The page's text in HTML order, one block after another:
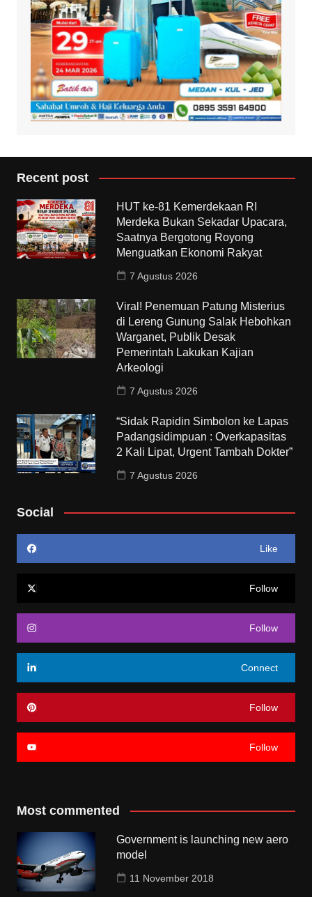
Recent post
HUT ke-81 Kemerdekaan RI
Merdeka Bukan Sekadar Upacara,
Saatnya Bergotong Royong
Menguatkan Ekonomi Rakyat
7 Agustus 2026
Viral! Penemuan Patung Misterius
di Lereng Gunung Salak Hebohkan
Warganet, Publik Desak
Pemerintah Lakukan Kajian
Arkeologi
7 Agustus 2026
“Sidak Rapidin Simbolon ke Lapas
Padangsidimpuan : Overkapasitas
2 Kali Lipat, Urgent Tambah Dokter”
7 Agustus 2026
Social
Like
Follow
Follow
Connect
Follow
Follow
Most commented
Government is launching new aero
model
11 November 2018